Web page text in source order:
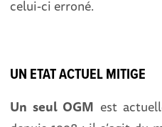
celui-ci erroné.
UN ETAT ACTUEL MITIGE
Un seul OGM est